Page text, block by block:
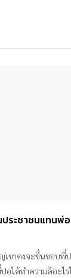
ระชาชนแทนพ่
เขาคงจะชื่นชอบพี่
ได้ทำความดีอะไร